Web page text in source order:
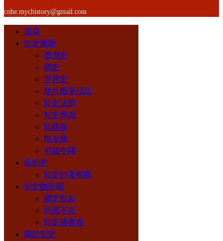
cnhe.mychistory@gmail.com
首頁
知史專題
香港史
國史
世界史
鴉片戰爭日誌
知史法網
知史學說
知典故
根本集
宅兹中國
長知史
知史好書推薦
知史動態圈
國史知友
知無不言
知史讀書會
關於知史